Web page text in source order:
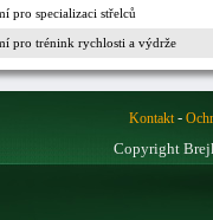
pro specializaci střelců
pro trénink rychlosti a výdrže
Kontakt-
Copyright